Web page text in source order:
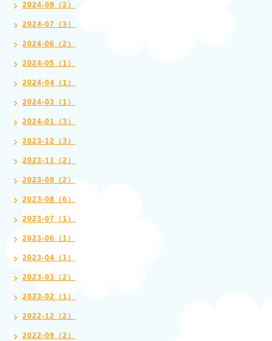
2024-09（2）
2024-07（3）
2024-06（2）
2024-05（1）
2024-04（1）
2024-03（1）
2024-01（3）
2023-12（3）
2023-11（2）
2023-09（2）
2023-08（6）
2023-07（1）
2023-06（1）
2023-04（1）
2023-03（2）
2023-02（1）
2022-12（2）
2022-09（2）